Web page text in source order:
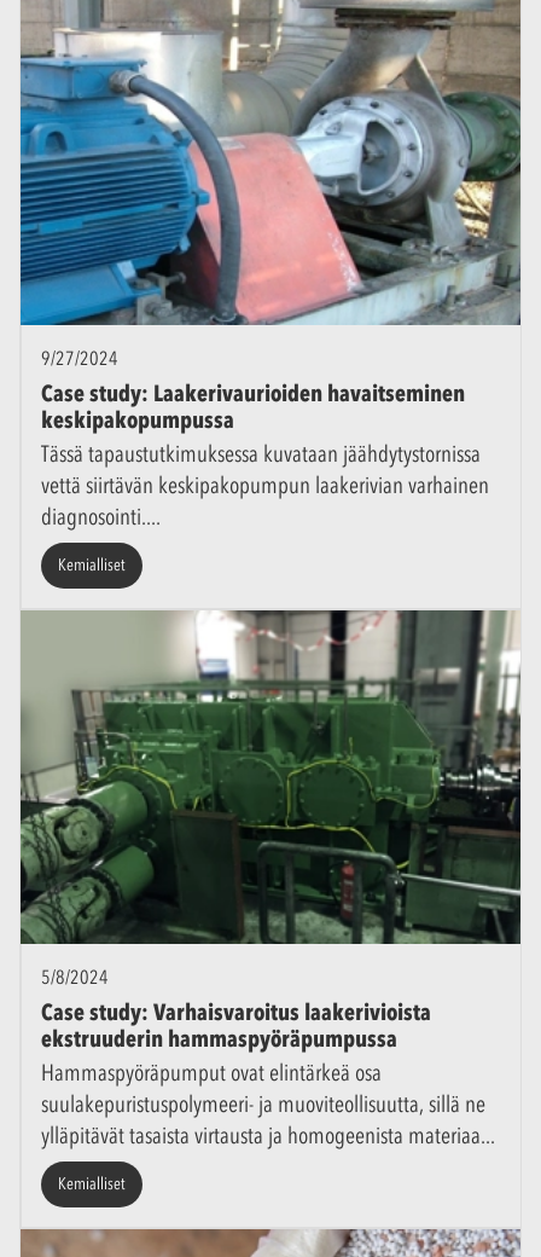
9/27/2024
Case study: Laakerivaurioiden havaitseminen
keskipakopumpussa
Tässä tapaustutkimuksessa kuvataan jäähdytystornissa
vettä siirtävän keskipakopumpun laakerivian varhainen
diagnosointi.
Kemialliset
5/8/2024
Case study: Varhaisvaroitus laakerivioista
ekstruuderin hammaspyöräpumpussa
Hammaspyöräpumput ovat elintärkeä osa
suulakepuristuspolymeeri- ja muoviteollisuutta, sillä ne
ylläpitävät tasaista virtausta ja homogeenista materiaa
Kemialliset